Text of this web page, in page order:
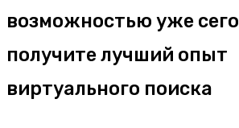
возможностью уже
получите лучший опыт
виртуального поиска